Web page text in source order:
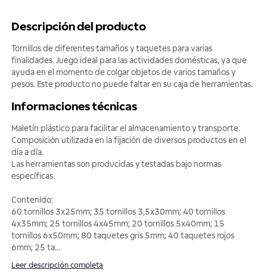
Descripción del producto
Tornillos de diferentes tamaños y taquetes para varias
finalidades. Juego ideal para las actividades domésticas, ya que
ayuda en el momento de colgar objetos de varios tamaños y
pesos. Este producto no puede faltar en su caja de herramientas.
Informaciones técnicas
Maletín plástico para facilitar el almacenamiento y transporte.
Composición utilizada en la fijación de diversos productos en el
día a día.
Las herramientas son producidas y testadas bajo normas
específicas.
Contenído:
60 tornillos 3x25mm; 35 tornillos 3,5x30mm; 40 tornillos
4x35mm; 25 tornillos 4x45mm; 20 tornillos 5x40mm; 15
tornillos 6x50mm; 80 taquetes gris 5mm; 40 taquetes rojos
6mm; 25 ta...
Leer descripción completa